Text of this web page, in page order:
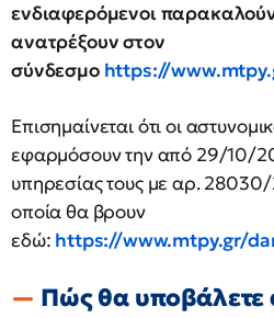
ενδιαφερόμενοι
ανατρέξουν στον
σύνδεσμο https://
Επισημαίνεται ότι οι
εφαρμόσουν την από 29/10/
υπηρεσίας τους με αρ.
οποία θα βρουν
εδώ: https://www.mtpy.gr/
Πώς θα υποβάλετε